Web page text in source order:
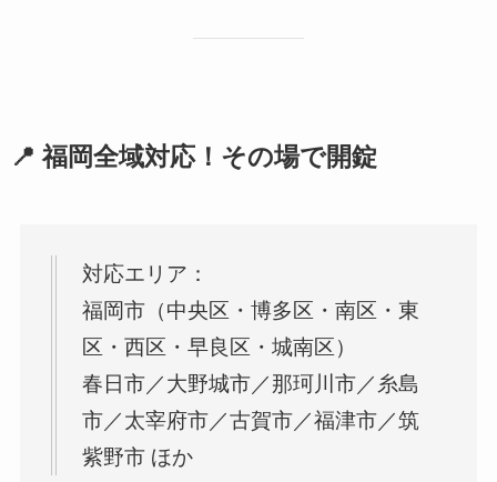
📍 福岡全域対応！その場で開錠
対応エリア：
福岡市（中央区・博多区・南区・東
区・西区・早良区・城南区）
春日市／大野城市／那珂川市／糸島
市／太宰府市／古賀市／福津市／筑
紫野市 ほか